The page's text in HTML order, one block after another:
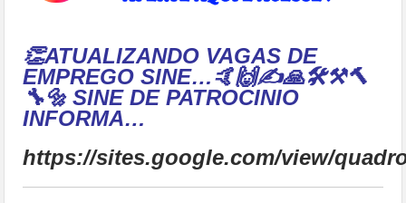
👏ATUALIZANDO VAGAS DE
EMPREGO SINE…🤙🙌✍🙏🛠⚒🔨
🔧🔩 SINE DE PATROCINIO
INFORMA…
https://sites.google.com/view/